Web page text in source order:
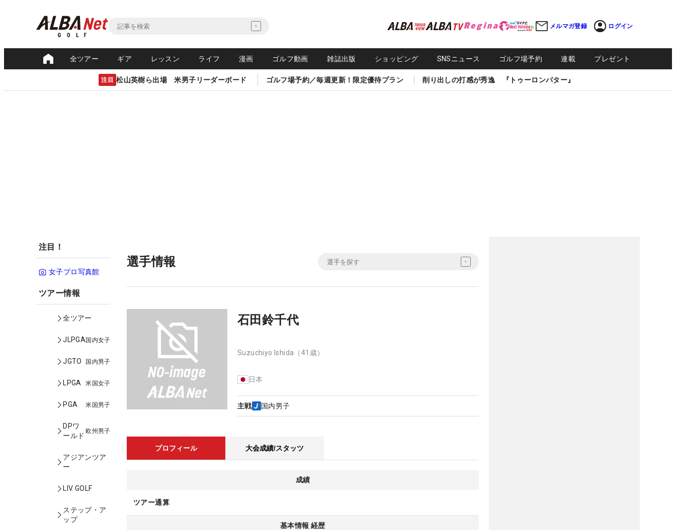
メルマガ登録 ログイン
全ツアー ギア レッスン ライフ 漫画 ゴルフ動画 雑誌出版 ショッピング SNSニュース ゴルフ場予約 連載 プレゼント
注目 松山英樹ら出場 米男子リーダーボード ゴルフ場予約／毎週更新！限定優待プラン 削り出しの打感が秀逸 『トゥーロンパター』
注目！
女子プロ写真館
ツアー情報
全ツアー
JLPGA国内女子
JGTO 国内男子
LPGA 米国女子
PGA 米国男子
DPワ
ールド
欧州男子
アジアンツア
ー
LIV GOLF
ステップ・ア
ップ
選手情報
石田鈴千代
Suzuchiyo Ishida （41歳）
日本
主戦 国内男子
プロフィール 大会成績/スタッツ
成績
ツアー通算
基本情報 経歴